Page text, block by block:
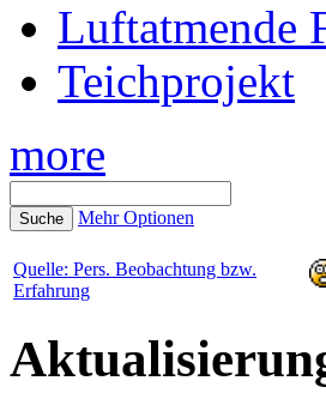
Luftatmende
Teichprojekt
more
Mehr Optionen
Quelle: Pers. Beobachtung bzw.
Erfahrung